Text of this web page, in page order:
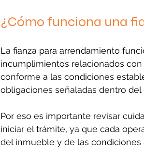
¿Cómo funciona una
La fianza para arrendamiento
incumplimientos relacionados
conforme a las condiciones
obligaciones señaladas dentro
Por eso es importante revisar
iniciar el trámite, ya que cada
del inmueble y de las condiciones